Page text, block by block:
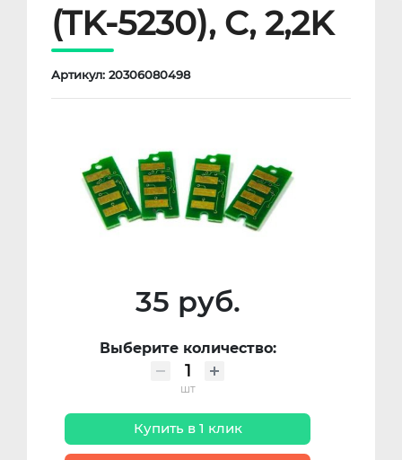
(TK-5230), C, 2,2K
Артикул: 20306080498
35 руб.
Выберите количество:
шт
Купить в 1 клик